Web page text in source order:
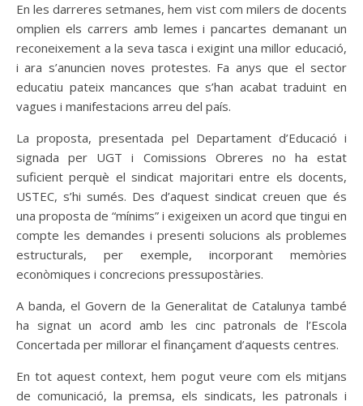
En les darreres setmanes, hem vist com milers de docents
omplien els carrers amb lemes i pancartes demanant un
reconeixement a la seva tasca i exigint una millor educació,
i ara s’anuncien noves protestes. Fa anys que el sector
educatiu pateix mancances que s’han acabat traduint en
vagues i manifestacions arreu del país.
La proposta, presentada pel Departament d’Educació i
signada per UGT i Comissions Obreres no ha estat
suficient perquè el sindicat majoritari entre els docents,
USTEC, s’hi sumés. Des d’aquest sindicat creuen que és
una proposta de “mínims” i exigeixen un acord que tingui en
compte les demandes i presenti solucions als problemes
estructurals, per exemple, incorporant memòries
econòmiques i concrecions pressupostàries.
A banda, el Govern de la Generalitat de Catalunya també
ha signat un acord amb les cinc patronals de l’Escola
Concertada per millorar el finançament d’aquests centres.
En tot aquest context, hem pogut veure com els mitjans
de comunicació, la premsa, els sindicats, les patronals i